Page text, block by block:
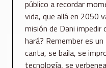
público a recordar
vida, que allá en 2050
misión de Dani impedir
hará? Remember es
canta, se baila, se
tecnología, se